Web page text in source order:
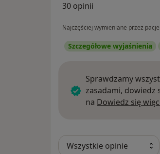
30 opinii
Najczęściej wymieniane przez
Szczegółowe wyjaśnienia
Sprawdzamy
zasadami, dowiedz
na Dowiedz się